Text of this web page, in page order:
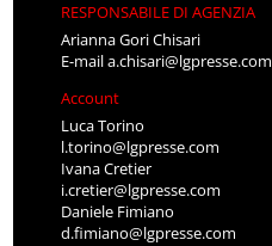
RESPONSABILE DI AGENZIA
Arianna Gori Chisari
E-maila.chisari@lgpresse.com
Account
Luca Torino
l.torino@lgpresse.com
Ivana Cretier
i.cretier@lgpresse.com
Daniele Fimiano
d.fimiano@lgpresse.com